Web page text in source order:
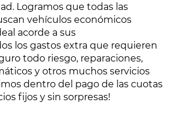
Logramos que todas las
vehículos económicos
acorde a sus
los gastos extra que requieren
todo riesgo, reparaciones,
y otros muchos servicios
dentro del pago de las cuotas
fijos y sin sorpresas!